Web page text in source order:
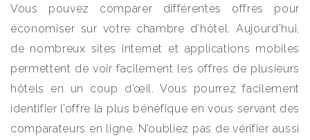
Vous pouvez comparer différentes offres pour
économiser sur votre chambre d’hôtel. Aujourd’hui,
de nombreux sites internet et applications mobiles
permettent de voir facilement les offres de plusieurs
hôtels en un coup d’œil. Vous pourrez facilement
identifier l’offre la plus bénéfique en vous servant des
comparateurs en ligne. N’oubliez pas de vérifier aussi